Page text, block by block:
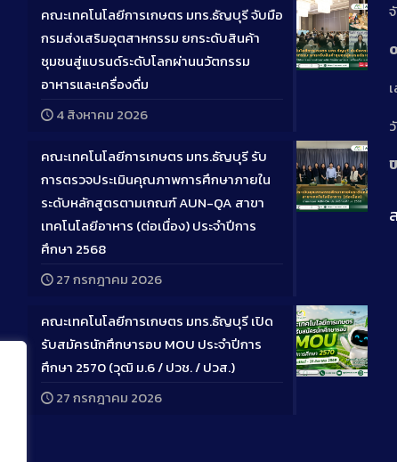
Long
คณะเทคโนโลยีการเกษตร มทร.ธัญบุรี จับมือ
กรมส่งเสริมอุตสาหกรรม ยกระดับสินค้า
ชุมชนสู่แบรนด์ระดับโลกผ่านนวัตกรรม
อาหารและเครื่องดื่ม
4 สิงหาคม 2026
Long
คณะเทคโนโลยีการเกษตร มทร.ธัญบุรี รับ
การตรวจประเมินคุณภาพการศึกษาภายใน
ระดับหลักสูตรตามเกณฑ์ AUN-QA สาขา
เทคโนโลยีอาหาร (ต่อเนื่อง) ประจำปีการ
ศึกษา 2568
27 กรกฎาคม 2026
Long
คณะเทคโนโลยีการเกษตร มทร.ธัญบุรี เปิด
รับสมัครนักศึกษารอบ MOU ประจำปีการ
ศึกษา 2570 (วุฒิ ม.6 / ปวช. / ปวส.)
27 กรกฎาคม 2026